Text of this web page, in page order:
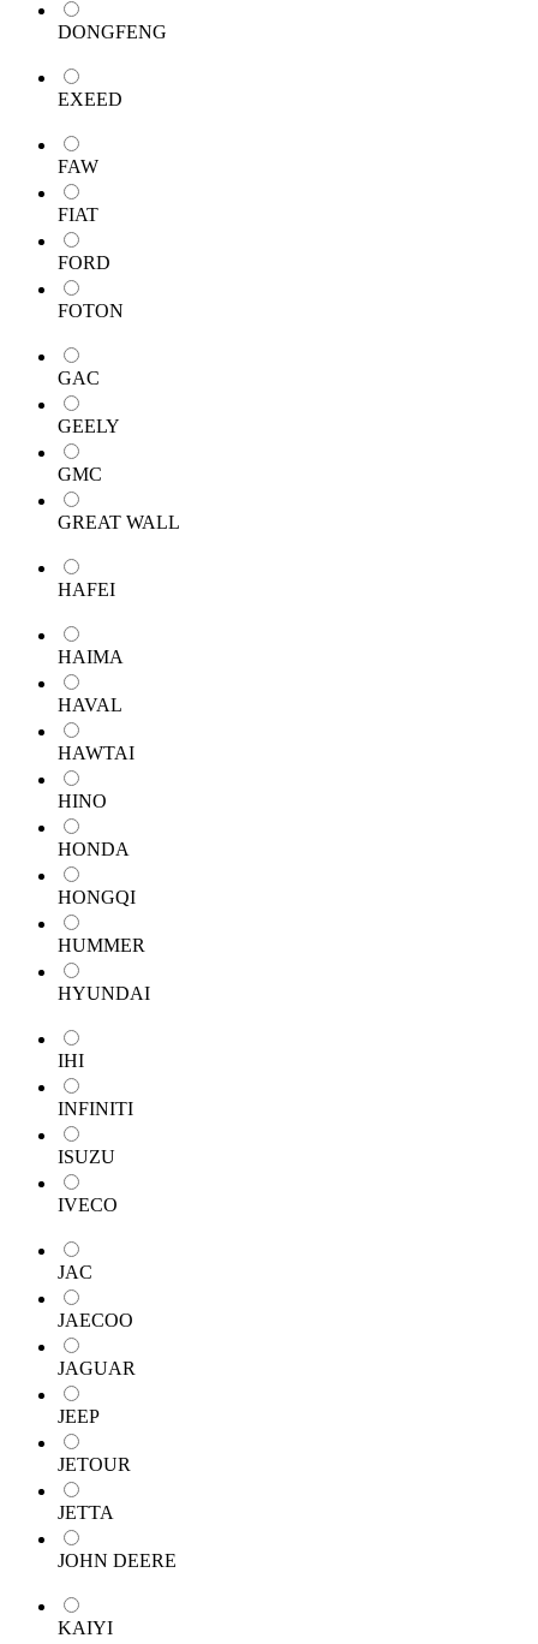
DONGFENG
EXEED
FAW
FIAT
FORD
FOTON
GAC
GEELY
GMC
GREAT WALL
HAFEI
HAIMA
HAVAL
HAWTAI
HINO
HONDA
HONGQI
HUMMER
HYUNDAI
IHI
INFINITI
ISUZU
IVECO
JAC
JAECOO
JAGUAR
JEEP
JETOUR
JETTA
JOHN DEERE
KAIYI